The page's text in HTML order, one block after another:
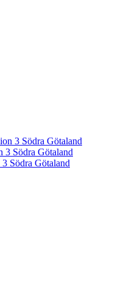
3 Södra Götaland
3 Södra Götaland
Södra Götaland